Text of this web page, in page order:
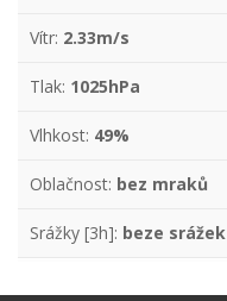
Vítr: 2.33m/s
Tlak: 1025hPa
Vlhkost: 49%
Oblačnost: bez mraků
Srážky [3h]: beze srážek